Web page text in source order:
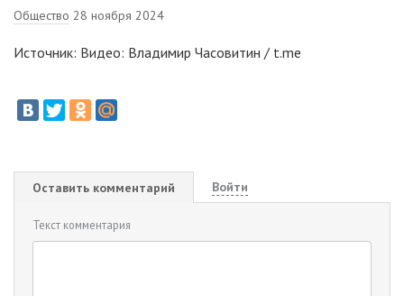
Общество 28 ноября 2024
Источник: Видео: Владимир Часовитин / t.me
Оставить комментарий Войти
Текст комментария